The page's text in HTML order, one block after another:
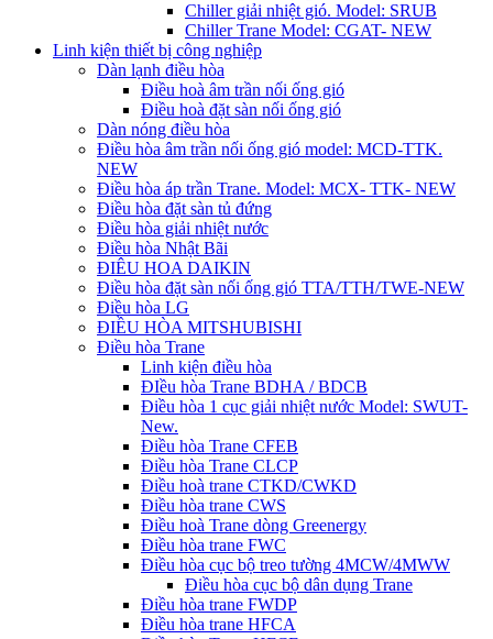
Chiller giải nhiệt gió. Model: SRUB
Chiller Trane Model: CGAT- NEW
Linh kiện thiết bị công nghiệp
Dàn lạnh điều hòa
Điều hoà âm trần nối ống gió
Điều hoà đặt sàn nối ống gió
Dàn nóng điều hòa
Điều hòa âm trần nối ống gió model: MCD-TTK.
NEW
Điều hòa áp trần Trane. Model: MCX- TTK- NEW
Điều hòa đặt sàn tủ đứng
Điều hòa giải nhiệt nước
Điều hòa Nhật Bãi
ĐIÊU HOA DAIKIN
Điều hòa đặt sàn nối ống gió TTA/TTH/TWE-NEW
Điều hòa LG
ĐIỀU HÒA MITSHUBISHI
Điều hòa Trane
Linh kiện điều hòa
ĐIều hòa Trane BDHA / BDCB
Điều hòa 1 cục giải nhiệt nước Model: SWUT-
New.
Điều hòa Trane CFEB
Điều hòa Trane CLCP
Điều hoà trane CTKD/CWKD
Điều hòa trane CWS
Điều hoà Trane dòng Greenergy
Điều hòa trane FWC
Điều hòa cục bộ treo tường 4MCW/4MWW
Điều hòa cục bộ dân dụng Trane
Điều hòa trane FWDP
Điều hòa trane HFCA